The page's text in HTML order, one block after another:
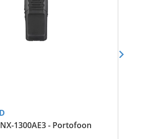
1300AE3 - Portofoon